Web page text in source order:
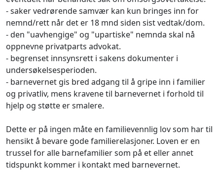
- saker vedrørende samvær kan kun bringes inn for
nemnd/rett når det er 18 mnd siden sist vedtak/dom.
- den "uavhengige" og "upartiske" nemnda skal nå
oppnevne privatparts advokat.
- begrenset innsynsrett i sakens dokumenter i
undersøkelsesperioden.
- barnevernet gis bred adgang til å gripe inn i familier
og privatliv, mens kravene til barnevernet i forhold til
hjelp og støtte er smalere.
Dette er på ingen måte en familievennlig lov som har til
hensikt å bevare gode familierelasjoner. Loven er en
trussel for alle barnefamilier som på et eller annet
tidspunkt kommer i kontakt med barnevernet.